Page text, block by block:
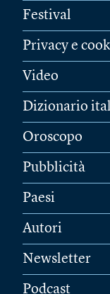
Festival
Privacy e
Video
Dizionario
Oroscopo
Pubblicità
Paesi
Autori
Newsletter
Podcast